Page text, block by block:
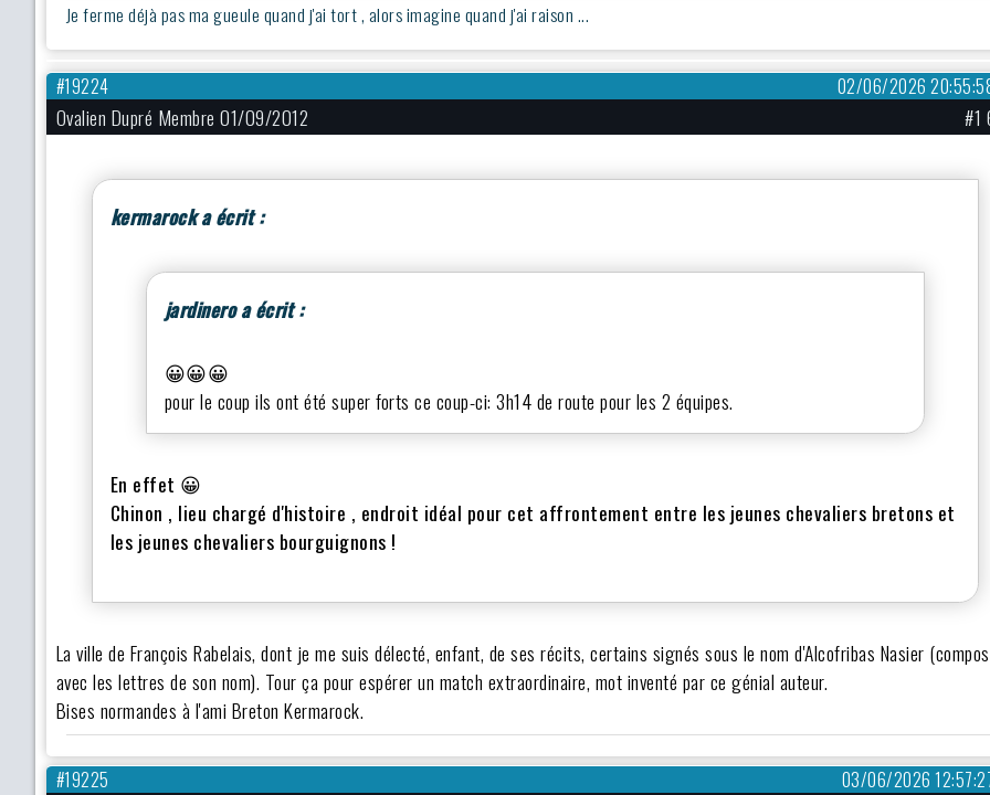
Je ferme déjà pas ma gueule quand j'ai tort , alors imagine quand j'ai raison ...
02/06/2026
#19224
Ovalien Dupré Membre 01/09/2012 #1
kermarock a écrit :
jardinero a écrit :
😀😀😀
pour le coup ils ont été super forts ce coup-ci: 3h14 de route pour les 2 équipes.
En effet 😀
Chinon , lieu chargé d'histoire , endroit idéal pour cet affrontement entre les jeunes chevaliers bretons et
les jeunes chevaliers bourguignons !
La ville de François Rabelais, dont je me suis délecté, enfant, de ses récits, certains signés sous le nom d'Alcofribas Nasier
avec les lettres de son nom). Tour ça pour espérer un match extraordinaire, mot inventé par ce génial auteur.
Bises normandes à l'ami Breton Kermarock.
03/06/2026
#19225